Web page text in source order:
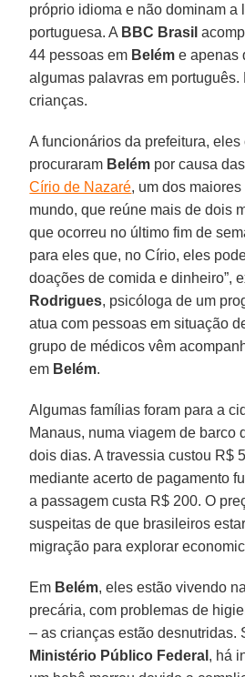
próprio idioma e não dominam a
portuguesa. A BBC Brasil
44 pessoas em Belém e apenas
algumas palavras em português.
crianças.
A funcionários da prefeitura, eles
procuraram Belém por causa
Círio de Nazaré, um dos
mundo, que reúne mais de dois
que ocorreu no último fim de
para eles que, no Círio, eles
doações de comida e dinheiro”,
Rodrigues, psicóloga de um
atua com pessoas em situação
grupo de médicos vêm
em Belém.
Algumas famílias foram para a
Manaus, numa viagem de barco
dois dias. A travessia custou R$
mediante acerto de pagamento
a passagem custa R$ 200. O
suspeitas de que brasileiros
migração para explorar
Em Belém, eles estão vivendo
precária, com problemas de
– as crianças estão desnutridas.
Ministério Público Federal , há